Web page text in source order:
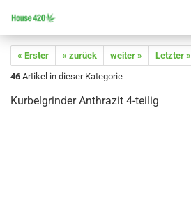
« Erster « zurück weiter »
Letzter »
46 Artikel in dieser Kategorie
Kurbelgrinder Anthrazit 4-teilig